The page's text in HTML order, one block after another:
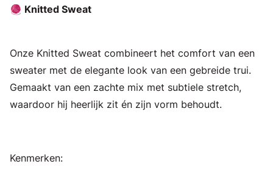
🧶 Knitted Sweat
Onze Knitted Sweat combineert het comfort van een
sweater met de elegante look van een gebreide trui.
Gemaakt van een zachte mix met subtiele stretch,
waardoor hij heerlijk zit én zijn vorm behoudt.
Kenmerken: